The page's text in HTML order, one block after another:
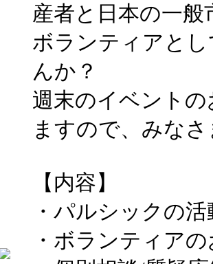
産者と日本の一
ボランティアと
んか？
週末のイベント
ますので、みな
【内容】
・パルシックの
・ボランティア